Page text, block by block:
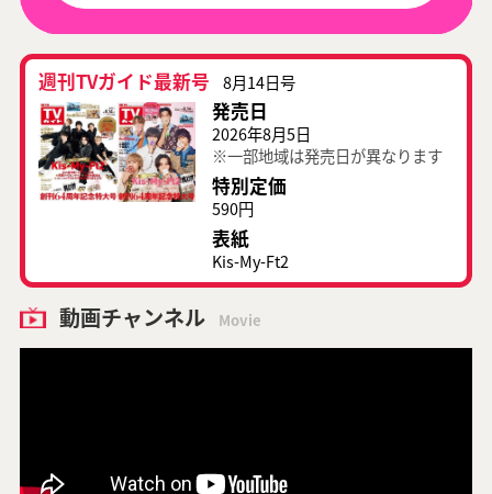
週刊TVガイド最新号 8月14日号
発売日
2026年8月5日
※一部地域は発売日が異なります
特別定価
590円
表紙
Kis-My-Ft2
動画チャンネル Movie